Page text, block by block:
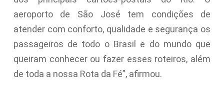
aeroporto de São José tem condições de
atender com conforto, qualidade e segurança os
passageiros de todo o Brasil e do mundo que
queiram conhecer ou fazer esses roteiros, além
de toda a nossa Rota da Fé”, afirmou.